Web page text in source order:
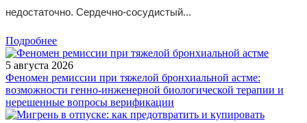
недостаточно. Сердечно-сосудистый...
Подробнее
5 августа 2026
Феномен ремиссии при тяжелой бронхиальной астме:
возможности генно-инженерной биологической терапии и
нерешенные вопросы верификации